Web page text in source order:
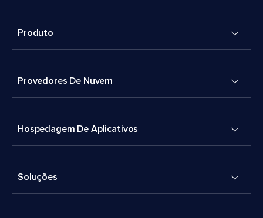
Produto
Provedores De Nuvem
Hospedagem De Aplicativos
Soluções